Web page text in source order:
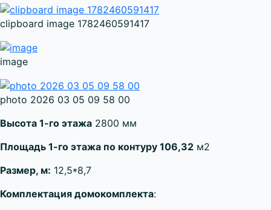
clipboard image 1782460591417
image
photo 2026 03 05 09 58 00
Высота 1-го этажа 2800 мм
Площадь 1-го этажа по контуру 106,32 м2
Размер, м: 12,5*8,7
Комплектация домокомплекта: